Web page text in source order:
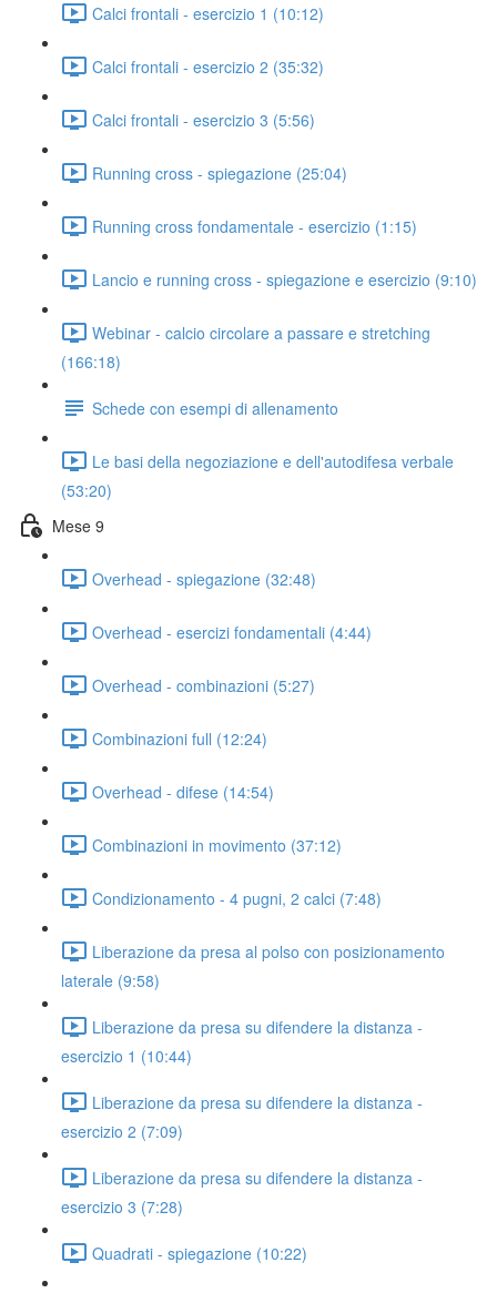
Calci frontali - esercizio 1 (10:12)
Calci frontali - esercizio 2 (35:32)
Calci frontali - esercizio 3 (5:56)
Running cross - spiegazione (25:04)
Running cross fondamentale - esercizio (1:15)
Lancio e running cross - spiegazione e esercizio (9:10)
Webinar - calcio circolare a passare e stretching
(166:18)
Schede con esempi di allenamento
Le basi della negoziazione e dell'autodifesa verbale
(53:20)
Mese 9
Overhead - spiegazione (32:48)
Overhead - esercizi fondamentali (4:44)
Overhead - combinazioni (5:27)
Combinazioni full (12:24)
Overhead - difese (14:54)
Combinazioni in movimento (37:12)
Condizionamento - 4 pugni, 2 calci (7:48)
Liberazione da presa al polso con posizionamento
laterale (9:58)
Liberazione da presa su difendere la distanza -
esercizio 1 (10:44)
Liberazione da presa su difendere la distanza -
esercizio 2 (7:09)
Liberazione da presa su difendere la distanza -
esercizio 3 (7:28)
Quadrati - spiegazione (10:22)